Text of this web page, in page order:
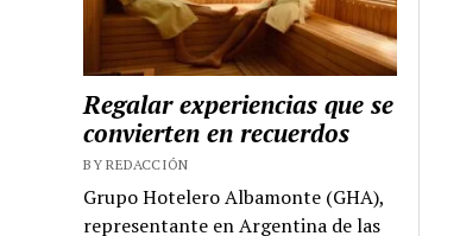
Regalar experiencias que se
convierten en recuerdos
BY REDACCIÓN
Grupo Hotelero Albamonte (GHA),
representante en Argentina de las